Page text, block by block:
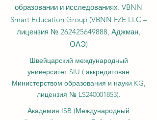
образовании и исследованиях. VBNN
Smart Education Group (VBNN FZE LLC –
лицензия № 262425649888, Аджман,
ОАЭ)
Швейцарский международный
университет SIU ( аккредитован
Министерством образования и науки KG,
лицензия № LS240001853).
Академия ISB (Международный